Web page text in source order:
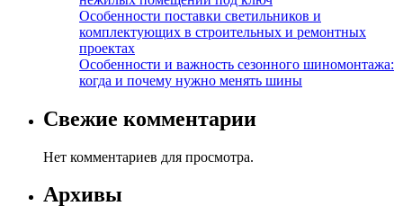
Особенности поставки светильников и
комплектующих в строительных и ремонтных
проектах
Особенности и важность сезонного шиномонтажа:
когда и почему нужно менять шины
Свежие комментарии
Нет комментариев для просмотра.
Архивы